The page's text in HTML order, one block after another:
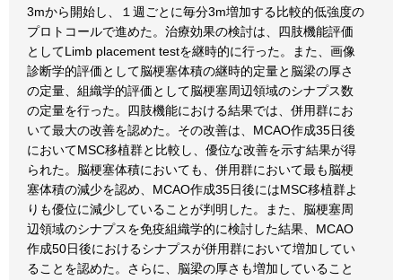
3mから開始し、１週ごとに毎分3m増加する比較的低強度の
プロトコールで進めた。治療効果の検討は、四肢機能評価
としてLimb placement testを継時的に行った。また、画像
診断学的評価として脳梗塞体積の継時的定量と脳梁の厚さ
の定量、組織学的評価として脳梗塞周辺領域のシナプス数
の定量を行った。四肢機能における結果では、併用群にお
いて最大の改善を認めた。その改善は、MCAO作成35日後
においてMSC移植群と比較し、優位な改善を示す結果が得
られた。脳梗塞体積においても、併用群において最も脳梗
塞体積の減少を認め、MCAO作成35日後にはMSC移植群よ
りも優位に減少していることが判明した。また、脳梗塞周
辺領域のシナプスを免疫組織学的に検討した結果、MCAO
作成50日後におけるシナプスが併用群において増加してい
ることを認めた。さらに、脳梁の厚さも増加していること